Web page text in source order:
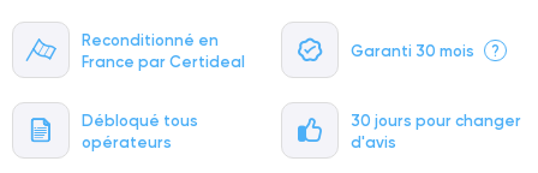
Reconditionné en
France par Certideal
Garanti 30 mois ?
Débloqué tous
opérateurs
30 jours pour changer
d'avis